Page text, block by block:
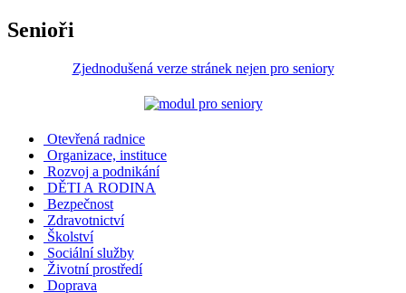
Senioři
Zjednodušená verze stránek nejen pro seniory
Otevřená radnice
Organizace, instituce
Rozvoj a podnikání
DĚTI A RODINA
Bezpečnost
Zdravotnictví
Školství
Sociální služby
Životní prostředí
Doprava